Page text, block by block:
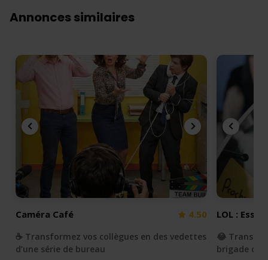
Annonces similaires
Caméra Café 4.50
☕️ Transformez vos collègues en des vedettes
d’une série de bureau
LOL :
😂
brigade du